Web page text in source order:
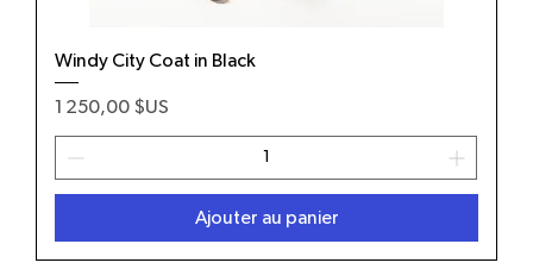
Windy City Coat in Black
Prix
1 250,00 $US
Ajouter au panier